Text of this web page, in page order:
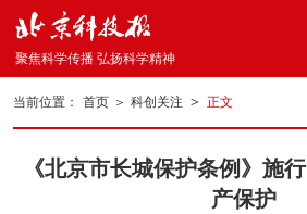
聚焦科学传播 弘扬科学精神
当前位置： 首页 ＞ 科创关注 ＞ 正文
《北京市长城保护条例》施
产保护